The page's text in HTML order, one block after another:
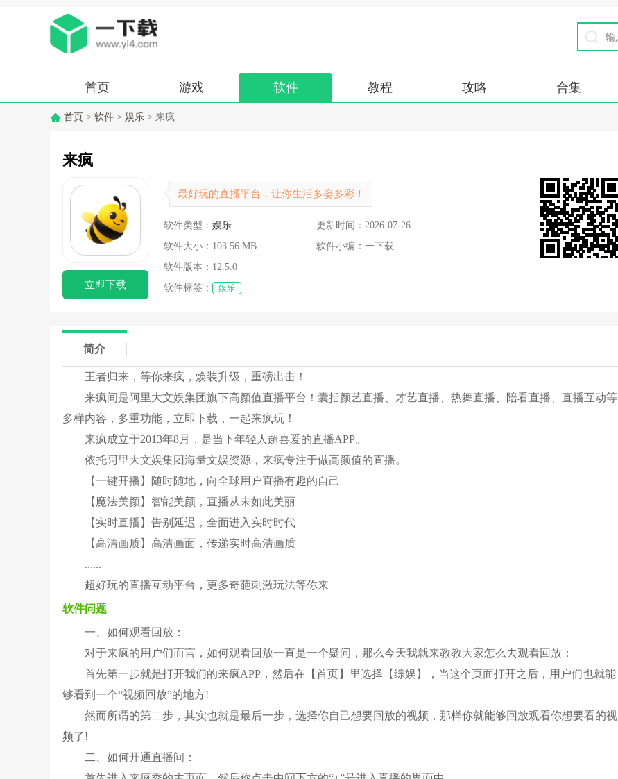
首页 游戏 软件 教程 攻略 合集
首页 > 软件 > 娱乐 > 来疯
来疯
立即下载
最好玩的直播平台，让你生活多姿多彩！
软件类型： 娱乐 更新时间： 2026-07-26
软件大小： 103.56 MB 软件小编： 一下载
软件版本： 12.5.0
软件标签：
娱乐
简介
王者归来，等你来疯，焕装升级，重磅出击！
来疯间是阿里大文娱集团旗下高颜值直播平台！囊括颜艺直播、才艺直播、热舞直播、陪看直播、直播互动等
多样内容，多重功能，立即下载，一起来疯玩！
来疯成立于2013年8月，是当下年轻人超喜爱的直播APP。
依托阿里大文娱集团海量文娱资源，来疯专注于做高颜值的直播。
【一键开播】随时随地，向全球用户直播有趣的自己
【魔法美颜】智能美颜，直播从未如此美丽
【实时直播】告别延迟，全面进入实时时代
【高清画质】高清画面，传递实时高清画质
......
超好玩的直播互动平台，更多奇葩刺激玩法等你来
软件问题
一、如何观看回放：
对于来疯的用户们而言，如何观看回放一直是一个疑问，那么今天我就来教教大家怎么去观看回放：
首先第一步就是打开我们的来疯APP，然后在【首页】里选择【综娱】，当这个页面打开之后，用户们也就能
够看到一个“视频回放”的地方!
然而所谓的第二步，其实也就是最后一步，选择你自己想要回放的视频，那样你就能够回放观看你想要看的视
频了!
二、如何开通直播间：